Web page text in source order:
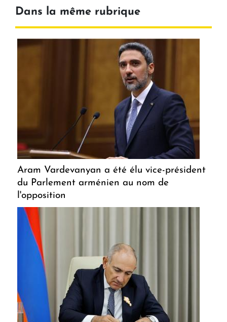
Dans la même rubrique
Aram Vardevanyan a été élu vice-président
du Parlement arménien au nom de
l'opposition